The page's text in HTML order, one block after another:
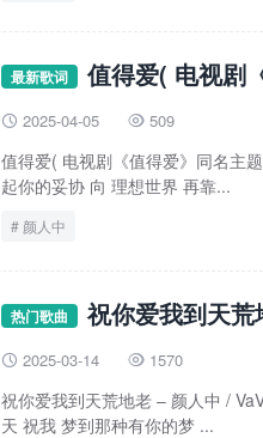
最新歌词 值得爱( 电视剧
 2025-04-05  509
值得爱( 电视剧《值得爱》同名主
起你的妥协 向 理想世界 再靠...
颜人中
热门歌曲 祝你爱我到天
 2025-03-14  1570
祝你爱我到天荒地老 – 颜人中 /
天 祝我 梦到那种有你的梦 ...